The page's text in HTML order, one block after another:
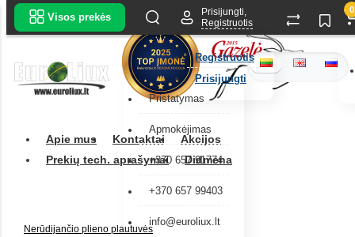
Pristatymas
Apmokėjimas
+370 657 91774
+370 657 99403
info@euroliux.lt
Apie mus Kontaktai
Akcijos
Prekių tech. aprašymai
Didmena
Visos prekės
Prisijungti,
Registruotis
Registruotis
Prisijungti
0
Nerūdijančio plieno plautuvės